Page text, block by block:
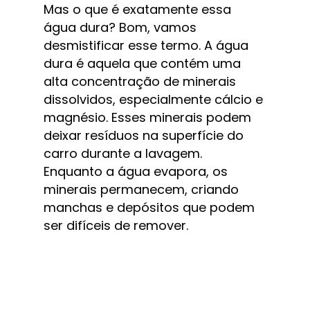
Mas o que é exatamente essa
água dura? Bom, vamos
desmistificar esse termo. A água
dura é aquela que contém uma
alta concentração de minerais
dissolvidos, especialmente cálcio e
magnésio. Esses minerais podem
deixar resíduos na superfície do
carro durante a lavagem.
Enquanto a água evapora, os
minerais permanecem, criando
manchas e depósitos que podem
ser difíceis de remover.